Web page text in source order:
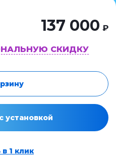
137 000 ₽
СКИДКУ
установкой
в 1 клик